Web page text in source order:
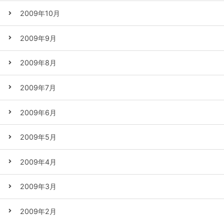
2009年10月
2009年9月
2009年8月
2009年7月
2009年6月
2009年5月
2009年4月
2009年3月
2009年2月